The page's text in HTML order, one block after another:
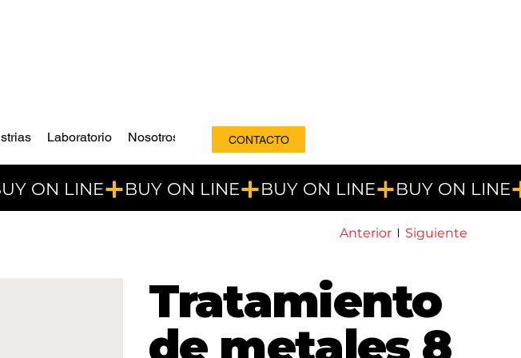
Anterior Siguiente
Tratamiento
de metales 8
Laboratorio Nosotros CONTACTO